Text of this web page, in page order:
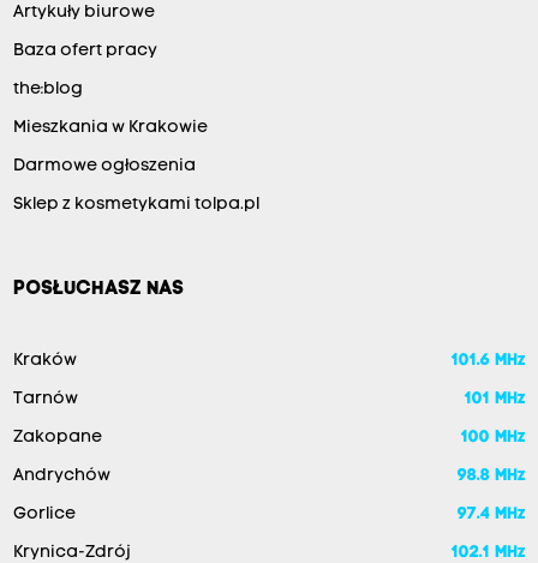
Artykuły biurowe
Baza ofert pracy
the:blog
Mieszkania w Krakowie
Darmowe ogłoszenia
Sklep z kosmetykami tolpa.pl
POSŁUCHASZ NAS
Kraków 101.6 MHz
Tarnów 101 MHz
Zakopane 100 MHz
Andrychów 98.8 MHz
Gorlice 97.4 MHz
Krynica-Zdrój 102.1 MHz